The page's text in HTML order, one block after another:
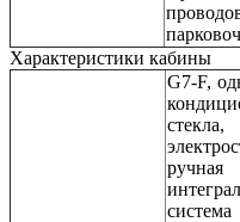
Характеристики кабины
G7-F,
стекла,
ручная